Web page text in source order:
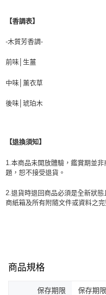
【香調表】
-木質芳香調-
前味│生薑
中味│薰衣草
後味│琥珀木
【退換須知】
1.本商品未開放體驗，鑑賞期並
題，恕不接受退貨。
2.退貨時退回商品必須是全新狀
商紙箱及所有附隨文件或資料之
商品規格
保存期限
保存期